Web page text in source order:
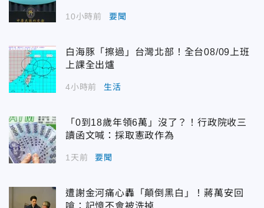
10小時前 要聞
白海豚「擦過」台灣北部！全台08/09上班
上課全出爐
4小時前 生活
「0到18歲年領6萬」沒了？！行政院收三
讀函文喊：採取憲政作為
1天前 要聞
遭謝金河痛心轟「顛倒黑白」！蔣萬安回
嗆：記憶不會被洗掉